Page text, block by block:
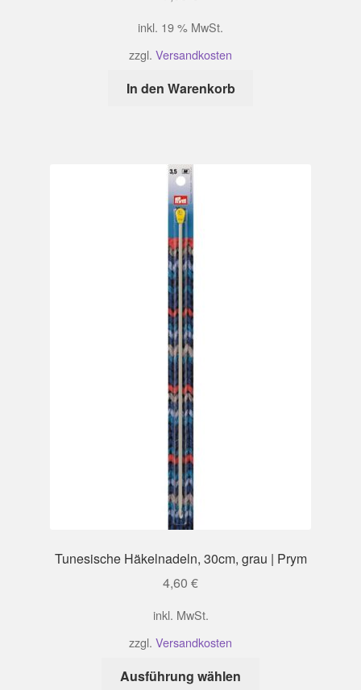
inkl. 19 % MwSt.
zzgl. Versandkosten
In den Warenkorb
Tunesische Häkelnadeln, 30cm, grau | Prym
4,60 €
inkl. MwSt.
zzgl. Versandkosten
Ausführung wählen